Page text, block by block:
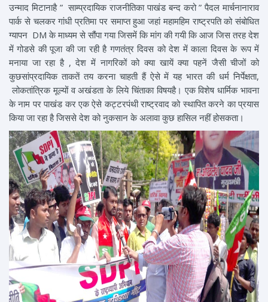
उन्माद मिटानाहै ” साम्प्रदायिक राजनीतिका पाखंड बन्द करो ” पैदल मार्चनानाराव
पार्क से चलकर गांधी प्रतिमा पर समाप्त हुआ जहां महामहिम राष्ट्रपति को संबोधित
ग्यापन DM के माध्यम से सौंपा गया जिसमें कि मांग की गयी कि आज जिस तरह देश
में गोडसे की पूजा की जा रही है गणतंत्र दिवस को देश में काला दिवस के रूप में
मनाया जा रहा है , देश में नागरिकों को क्या खायें क्या पहनें जैसी चीजों को
कुछसांप्रदायिक ताकतें तय करना चाहती हैं ऐसे में यह भारत की धर्म निर्पेक्षता,
लोकतांत्रिक मूल्यों व अखंडता के लिये चिंताका विषयहै। एक विशेष धार्मिक भावना
के नाम पर पाखंड कर एक ऐसे कट्टरपंथी राष्ट्रवाद को स्थापित करने का प्रयास
किया जा रहा है जिससे देश को नुकसान के अलावा कुछ हासिल नहीं होसकता।